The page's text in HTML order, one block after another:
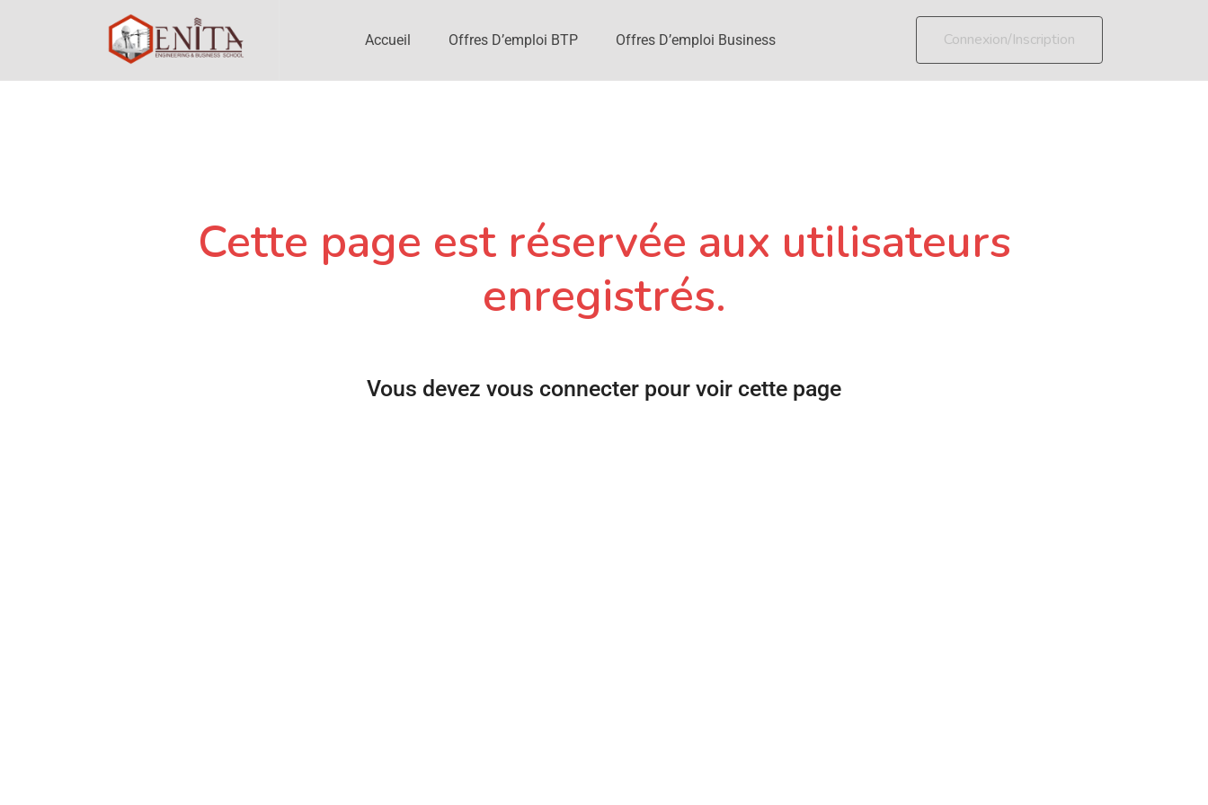
Accueil Offres D’emploi BTP Offres D’emploi Business Connexion/Inscription
Cette page est réservée aux utilisateurs
enregistrés.
Vous devez vous connecter pour voir cette page